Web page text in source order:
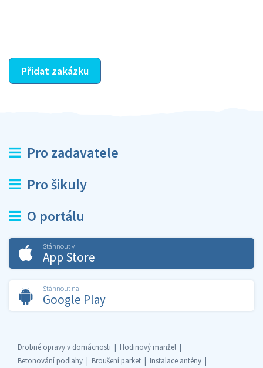
Přidat zakázku
Pro zadavatele
Pro šikuly
O portálu
Stáhnout v
App Store
Stáhnout na
Google Play
Drobné opravy v domácnosti
Hodinový manžel
Betonování podlahy
Broušení parket Instalace antény